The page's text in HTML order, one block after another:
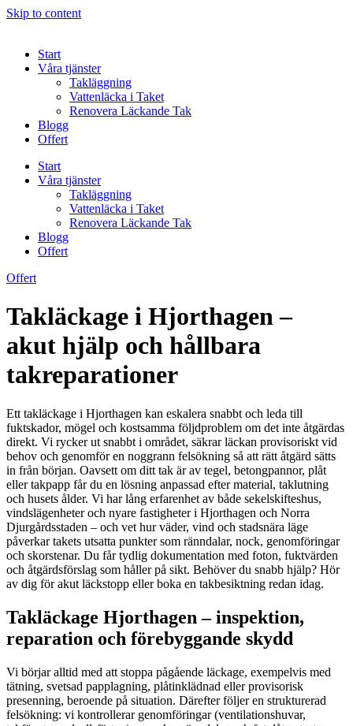
Skip to content
Start
Våra tjänster
Takläggning
Vattenläcka i Taket
Renovera Läckande Tak
Blogg
Offert
Start
Våra tjänster
Takläggning
Vattenläcka i Taket
Renovera Läckande Tak
Blogg
Offert
Offert
Takläckage i Hjorthagen –
akut hjälp och hållbara
takreparationer
Ett takläckage i Hjorthagen kan eskalera snabbt och leda till
fuktskador, mögel och kostsamma följdproblem om det inte åtgärdas
direkt. Vi rycker ut snabbt i området, säkrar läckan provisoriskt vid
behov och genomför en noggrann felsökning så att rätt åtgärd sätts
in från början. Oavsett om ditt tak är av tegel, betongpannor, plåt
eller takpapp får du en lösning anpassad efter material, taklutning
och husets ålder. Vi har lång erfarenhet av både sekelskifteshus,
vindslägenheter och nyare fastigheter i Hjorthagen och Norra
Djurgårdsstaden – och vet hur väder, vind och stadsnära läge
påverkar takets utsatta punkter som ränndalar, nock, genomföringar
och skorstenar. Du får tydlig dokumentation med foton, fuktvärden
och åtgärdsförslag som håller på sikt. Behöver du snabb hjälp? Hör
av dig för akut läckstopp eller boka en takbesiktning redan idag.
Takläckage Hjorthagen – inspektion,
reparation och förebyggande skydd
Vi börjar alltid med att stoppa pågående läckage, exempelvis med
tätning, svetsad papplagning, plåtinklädnad eller provisorisk
presenning, beroende på situation. Därefter följer en strukturerad
felsökning: vi kontrollerar genomföringar (ventilationshuvar,